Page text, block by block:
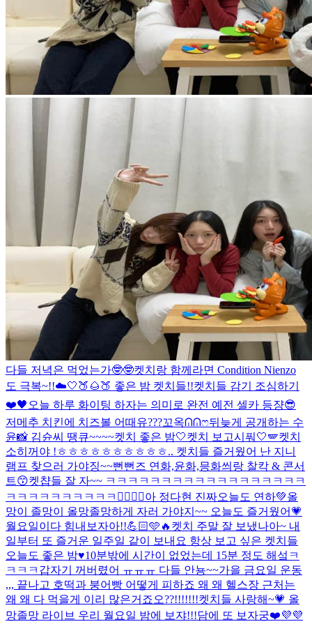
다들 저녁은 먹었는가🤓🤓켓치랑 함께라면 Condition Nienzo
도 극복~!!☁️🤍🍑🌰🍑 좋은 밤 켓치들!!켓치들 감기 조심하기
❤️🖤 오늘 하루 화이팅 하자는 의미로 완전 예전 셀카 등쟝😎
저메추 치킨에 치즈볼 어때유???꼬옥ᕬᕬෆ뒤늦게 공개하는 수
윤📸 김슌씨 땡큐~~~~켓치 좋은 밤🤍켓치 보고시풔🤍🪽켓치
소히꺼야 !ㅎㅎㅎㅎㅎㅎㅎㅎㅎㅎ.. 켓치들 즐거웠어 난 지니
램프 찾으러 가야징~~뻔뻔즈 연화,윤화,믕화씌랑 찰칵 & 콘서
트😙켓챱들 잘 자~~ ㅋㅋㅋㅋㅋㅋㅋㅋㅋㅋㅋㅋㅋㅋㅋㅋㅋㅋ
ㅋㅋㅋㅋㅋㅋㅋㅋㅋㅋ❤️‍🔥🥫🍅아 정다현 진짜오늘도 연하💚올
망이 졸망이 올망졸망하게 자러 가야지~~ 오늘도 즐거웠어💗
월요일이다 힘내보자아!!💪🏻🩵🔥 켓치 주말 잘 보냈나아~ 내
일부터 또 즐거운 일주일 같이 보내요 항상 보고 싶은 켓치들
오늘도 좋은 밤♥10분밖에 시간이 없었는데 15분 정도 해섴ㅋ
ㅋㅋㅋ갑자기 꺼버렸어 ㅠㅠㅠ 다들 안뇽~~가을 금요일 운동
,,, 끝나고 호떡과 붕어빵 어떻게 피하죠 왜 왜 헬스장 근처는
왜 왜 다 먹을게 이리 많은거죠오??!!!!!!!켓치들 사랑해~💗 올
망졸망 라이브 우리 월요일 밤에 보쟈!!!담에 또 보자궁❤️💜💜